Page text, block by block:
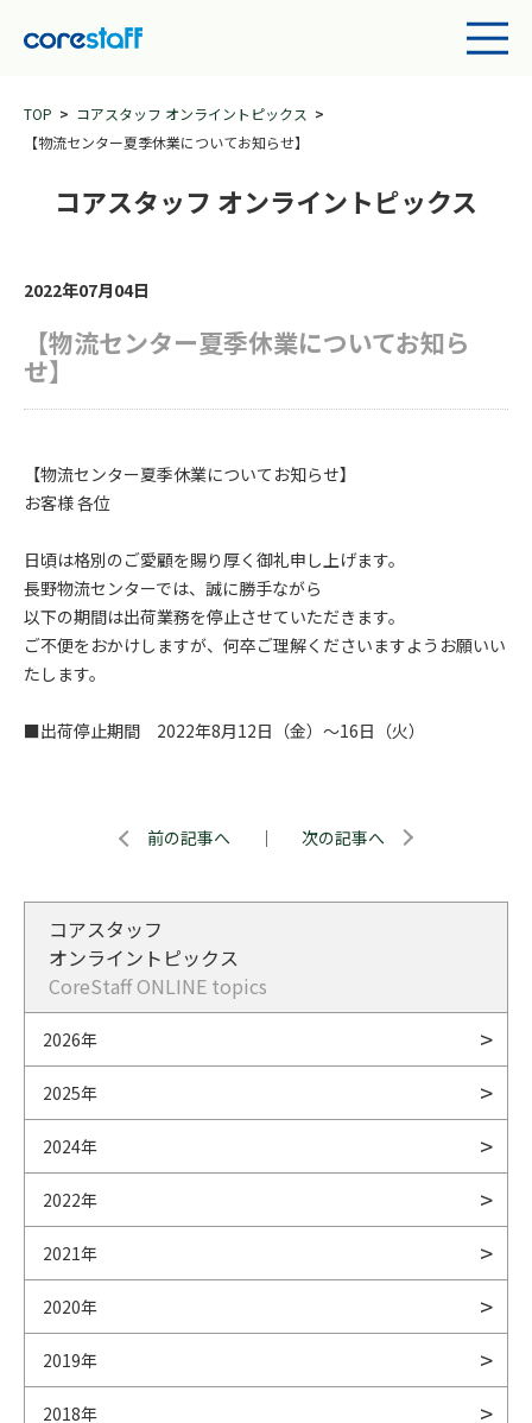
TOP
コアスタッフ オンライントピックス
【物流センター夏季休業についてお知らせ】
コアスタッフ オンライントピックス
2022年07月04日
【物流センター夏季休業についてお知ら
せ】
【物流センター夏季休業についてお知らせ】
お客様 各位
日頃は格別のご愛顧を賜り厚く御礼申し上げます。
長野物流センターでは、誠に勝手ながら
以下の期間は出荷業務を停止させていただきます。
ご不便をおかけしますが、何卒ご理解くださいますようお願いい
たします。
■出荷停止期間 2022年8月12日（金）～16日（火）
前の記事へ ｜ 次の記事へ
コアスタッフ
オンライントピックス
CoreStaff ONLINE topics
2026年
2025年
2024年
2022年
2021年
2020年
2019年
2018年